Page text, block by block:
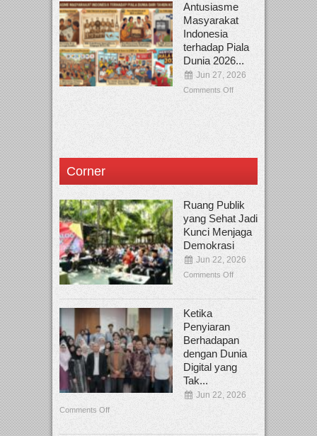
Antusiasme
Masyarakat
Indonesia
terhadap Piala
Dunia 2026...
Jun 27, 2026
Comments Off
Corner
Ruang Publik
yang Sehat Jadi
Kunci Menjaga
Demokrasi
Jun 22, 2026
Comments Off
Ketika
Penyiaran
Berhadapan
dengan Dunia
Digital yang
Tak...
Jun 22, 2026
Comments Off